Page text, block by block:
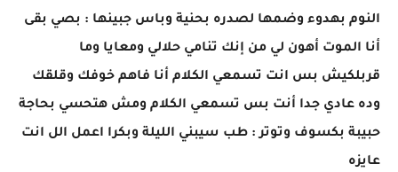
النوم بهدوء وضمها لصدره بحنية وباس جبينها : بصي بقى
أنا الموت أهون لي من إنك تنامي حلالي ومعايا وما
قربلكيش بس انت تسمعي الكلام أنا فاهم خوفك وقلقك
وده عادي جدا أنت بس تسمعي الكلام ومش هتحسي بحاجة
حبيبة بكسوف وتوتر : طب سيبني الليلة وبكرا اعمل الل انت
عايزه